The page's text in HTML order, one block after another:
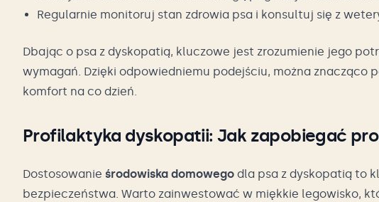
Regularnie monitoruj stan zdrowia psa i konsultuj się z
Dbając o psa z dyskopatią, kluczowe jest zrozumienie jego
wymagań. Dzięki odpowiedniemu podejściu, można znacząco
komfort na co dzień.
Profilaktyka dyskopatii: Jak zapobiegać
Dostosowanie środowiska domowego dla psa z dyskopatią to
bezpieczeństwa. Warto zainwestować w miękkie legowisko,